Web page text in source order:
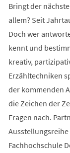
Bringt der
allem? Seit
Doch wer
kennt und
kreativ,
Erzähltechniken
der kommenden
die Zeichen der
Fragen nach.
Ausstellungsreihe
Fachhochschule